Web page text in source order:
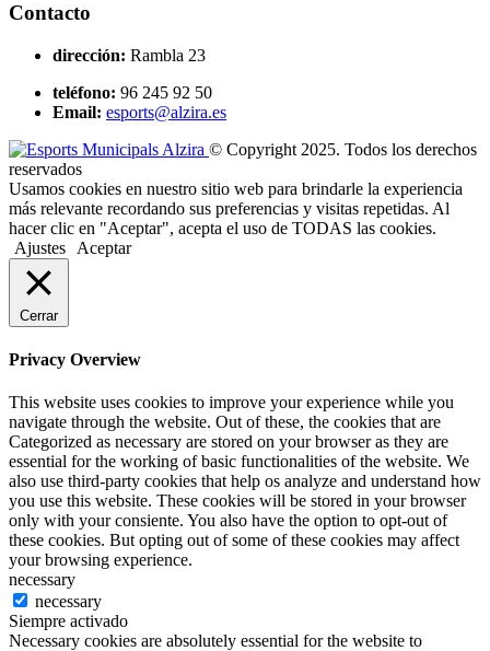
Contacto
dirección: Rambla 23
teléfono: 96 245 92 50
Email: esports@alzira.es
© Copyright 2025. Todos los derechos
reservados
Usamos cookies en nuestro sitio web para brindarle la experiencia
más relevante recordando sus preferencias y visitas repetidas. Al
hacer clic en "Aceptar", acepta el uso de TODAS las cookies.
Ajustes
Aceptar
Cerrar
Privacy Overview
This website uses cookies to improve your experience while you
navigate through the website. Out of these, the cookies that are
Categorized as necessary are stored on your browser as they are
essential for the working of basic functionalities of the website. We
also use third-party cookies that help os analyze and understand how
you use this website. These cookies will be stored in your browser
only with your consiente. You also have the option to opt-out of
these cookies. But opting out of some of these cookies may affect
your browsing experience.
necessary
necessary
Siempre activado
Necessary cookies are absolutely essential for the website to